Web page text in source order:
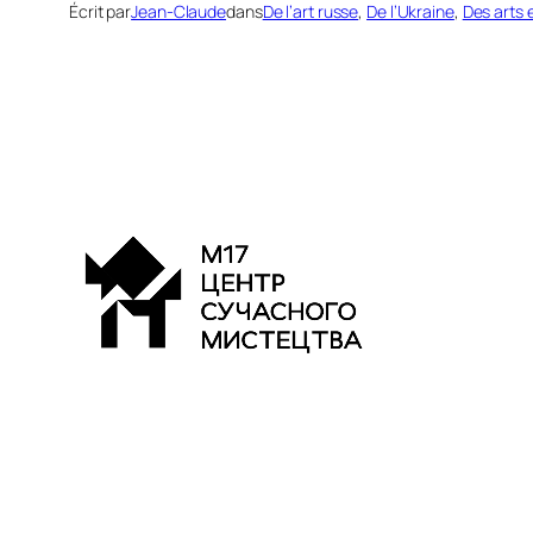
Écrit parJean-ClaudedansDe l’art russe, De l’Ukraine, Des arts